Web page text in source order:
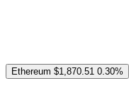
Ethereum $1,870.51 0.30%